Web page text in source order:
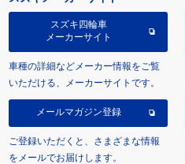
スズキ四輪車
メーカーサイト
車種の詳細などメーカー情報をご覧
いただける、メーカーサイトです。
メールマガジン登録
ご登録いただくと、さまざまな情報
をメールでお届けします。